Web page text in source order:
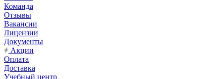
Команда
Отзывы
Вакансии
Лицензии
Документы
Акции
Оплата
Доставка
Учебный центр